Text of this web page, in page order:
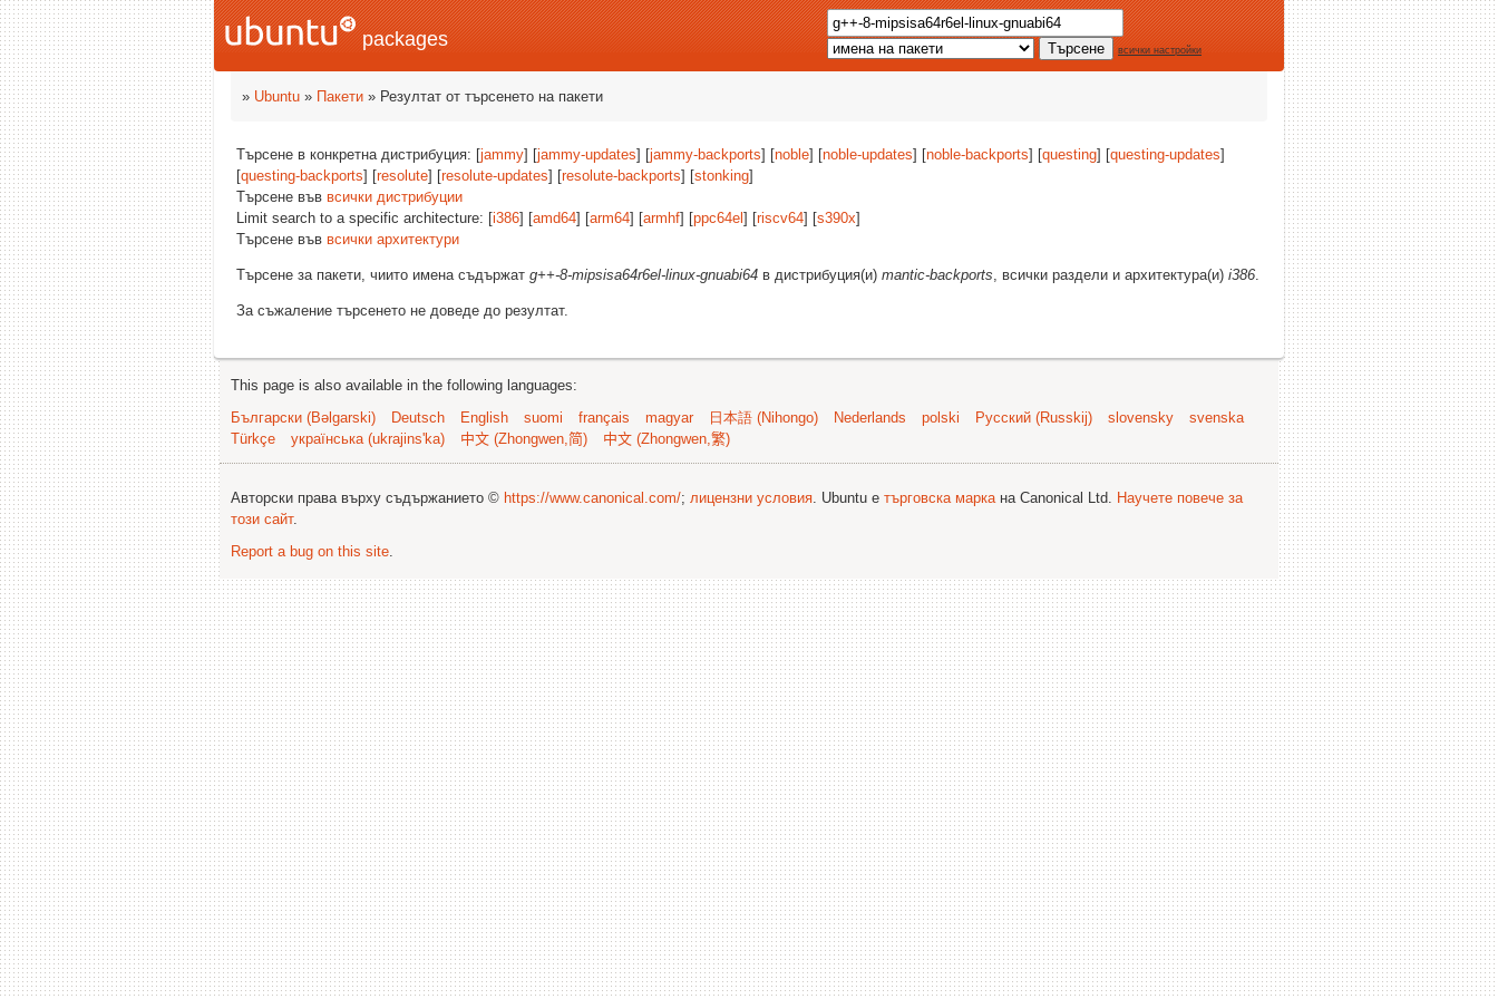
packages всички настройки
» Ubuntu » Пакети » Резултат от търсенето на пакети
Търсене в конкретна дистрибуция: [jammy] [jammy-updates] [jammy-backports] [noble] [noble-updates] [noble-backports] [questing] [questing-updates]
[questing-backports] [resolute] [resolute-updates] [resolute-backports] [stonking]
Търсене във всички дистрибуции
Limit search to a specific architecture: [i386] [amd64] [arm64] [armhf] [ppc64el ] [riscv64] [s390x]
Търсене във всички архитектури
Търсене за пакети, чиито имена съдържат g++-8-mipsisa64r6el-linux-gnuabi64 в дистрибуция(и) mantic-backports, всички раздели и архитектура(и) i386.
За съжаление търсенето не доведе до резултат.
This page is also available in the following languages:
Български (Bəlgarski)
Deutsch English suomi français magyar 日本語 (Nihongo) Nederlands polski Русский (Russkij) slovensky
svenska
Türkçe
українська (ukrajins'ka) 中文 (Zhongwen,简) 中文 (Zhongwen,繁)
Авторски права върху съдържанието © https://www.canonical.com/; лицензни условия. Ubuntu е търговска маркана Canonical Ltd. Научете повече за
този сайт.
Report a bug on this site.